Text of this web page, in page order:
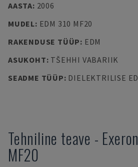
AASTA: 2006
MUDEL: EDM 310 MF20
RAKENDUSE TÜÜP: EDM
ASUKOHT: TŠEHHI VABARIIK
SEADME TÜÜP: DIELEKTRILISE
Tehniline teave - Exeron
MF20